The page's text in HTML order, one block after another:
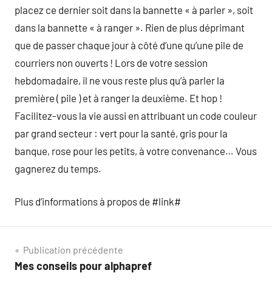
placez ce dernier soit dans la bannette « à parler », soit
dans la bannette « à ranger ». Rien de plus déprimant
que de passer chaque jour à côté d’une qu’une pile de
courriers non ouverts ! Lors de votre session
hebdomadaire, il ne vous reste plus qu’à parler la
première ( pile ) et à ranger la deuxième. Et hop !
Facilitez-vous la vie aussi en attribuant un code couleur
par grand secteur : vert pour la santé, gris pour la
banque, rose pour les petits, à votre convenance… Vous
gagnerez du temps.
Plus d’informations à propos de #link#
Navigation
de
Publication précédente
Mes conseils pour alphapref